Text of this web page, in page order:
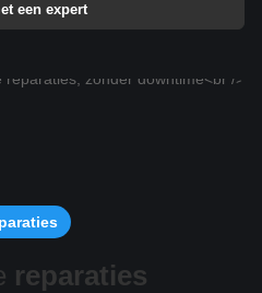
een expert
reparaties